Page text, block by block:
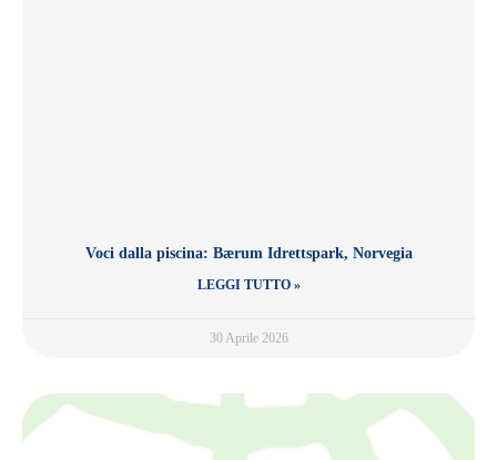
Voci dalla piscina: Bærum Idrettspark, Norvegia
LEGGI TUTTO »
30 Aprile 2026